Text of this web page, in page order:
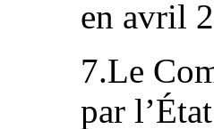
en avril
7.Le
par